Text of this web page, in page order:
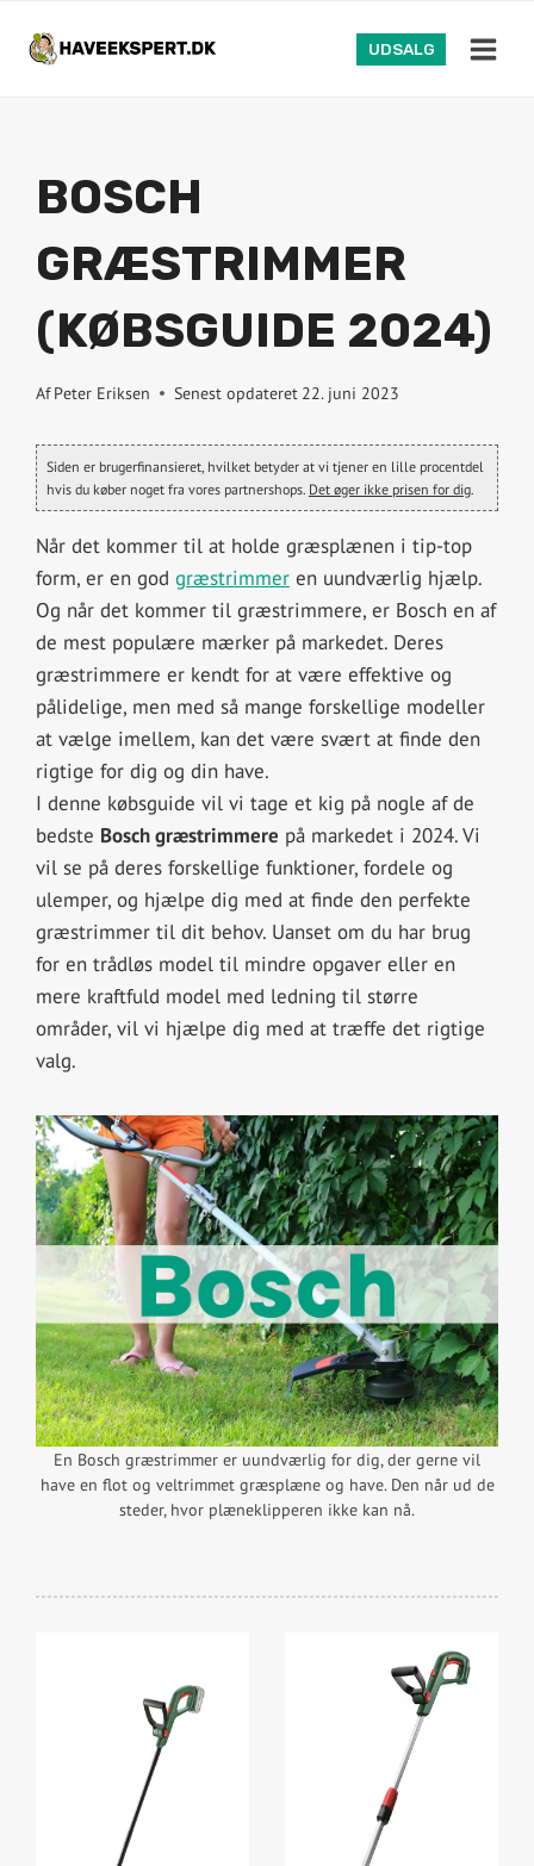
UDSALG
BOSCH
GRÆSTRIMMER
(KØBSGUIDE 2024)
Af Peter Eriksen Senest opdateret 22. juni 2023
Siden er brugerfinansieret, hvilket betyder at vi tjener en lille procentdel
hvis du køber noget fra vores partnershops. Det øger ikke prisen for dig.
Når det kommer til at holde græsplænen i tip-top
form, er en god græstrimmeren uundværlig hjælp.
Og når det kommer til græstrimmere, er Bosch en af
de mest populære mærker på markedet. Deres
græstrimmere er kendt for at være effektive og
pålidelige, men med så mange forskellige modeller
at vælge imellem, kan det være svært at finde den
rigtige for dig og din have.
I denne købsguide vil vi tage et kig på nogle af de
bedste Bosch græstrimmere på markedet i 2024. Vi
vil se på deres forskellige funktioner, fordele og
ulemper, og hjælpe dig med at finde den perfekte
græstrimmer til dit behov. Uanset om du har brug
for en trådløs model til mindre opgaver eller en
mere kraftfuld model med ledning til større
områder, vil vi hjælpe dig med at træffe det rigtige
valg.
En Bosch græstrimmer er uundværlig for dig, der gerne vil
have en flot og veltrimmet græsplæne og have. Den når ud de
steder, hvor plæneklipperen ikke kan nå.